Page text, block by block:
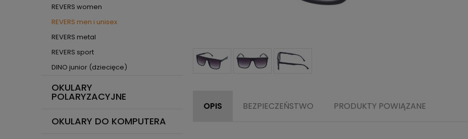
REVERS women
REVERS men i unisex
REVERS metal
REVERS sport
DINO junior (dziecięce)
OKULARY
POLARYZACYJNE
OKULARY DO KOMPUTERA
OPIS BEZPIECZEŃSTWO PRODUKTY POWIĄZANE